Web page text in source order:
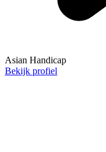
Asian Handicap
Bekijk profiel